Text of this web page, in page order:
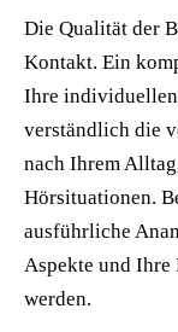
Die Qualität der
Kontakt. Ein
Ihre
verständlich die
nach Ihrem
Hörsituationen.
ausführliche
Aspekte und Ihre
werden.